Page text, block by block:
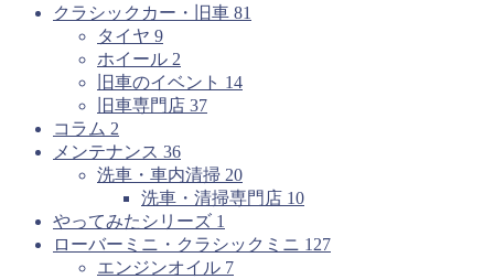
クラシックカー・旧車 81
タイヤ 9
ホイール 2
旧車のイベント 14
旧車専門店 37
コラム 2
メンテナンス 36
洗車・車内清掃 20
洗車・清掃専門店 10
やってみたシリーズ 1
ローバーミニ・クラシックミニ 127
エンジンオイル 7